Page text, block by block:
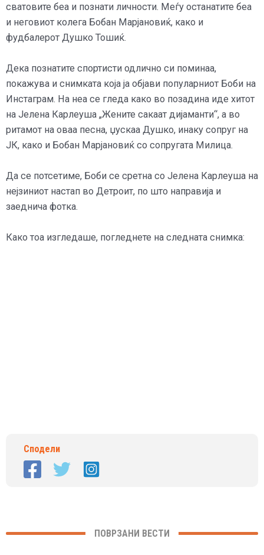
сватовите беа и познати личности. Меѓу останатите беа
и неговиот колега Бобан Марјановиќ, како и
фудбалерот Душко Тошиќ.
Дека познатите спортисти одлично си поминаа,
покажува и снимката која ја објави популарниот Боби на
Инстаграм. На неа се гледа како во позадина иде хитот
на Јелена Карлеуша „Жените сакаат дијаманти“, а во
ритамот на оваа песна, џускаа Душко, инаку сопруг на
ЈК, како и Бобан Марјановиќ со сопругата Милица.
Да се потсетиме, Боби се сретна со Јелена Карлеуша на
нејзиниот настап во Детроит, по што направија и
заеднича фотка.
Како тоа изгледаше, погледнете на следната снимка:
Сподели
ПОВРЗАНИ ВЕСТИ